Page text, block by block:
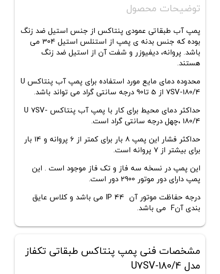
توضیحات محصول
پمپ آب طبقاتی عمودی پنتاکس از جنس استیل ضد زنگ
بوده که جنس بدنه ی پمپ از استنلس استیل 304 می
باشد. پروانه، دیفیوزر و شفت آن از استیل ضد زنگ
هستند.
محدوده دمای مایع مورد استفاده برای پمپ آب پنتاکس U
7SV-180/4 از 5 تا90 درجه سانتی گراد می تواند باشد.
حداکثر دمای محیط برای کار با پمپ آب پنتاکس U 7SV-
180/4 ،چهل درجه سانتی گراد است.
حداکثر فشار این پمپ 8 بار برای کمتر از 6 پروانه و 14 بار
برای بیشتر از 7 پروانه است.
این پمپ در نسخه سه فاز و تک فاز موجود است . این
پمپ دارای دور موتور 2900 دور است.
درجه حفاظت موتور آن IP 44 می باشد و کلاس عایق
بندی آنF می باشد.
مشخصات فنی پمپ پنتاکس طبقاتی تکفاز
مدل U7SV-180/4